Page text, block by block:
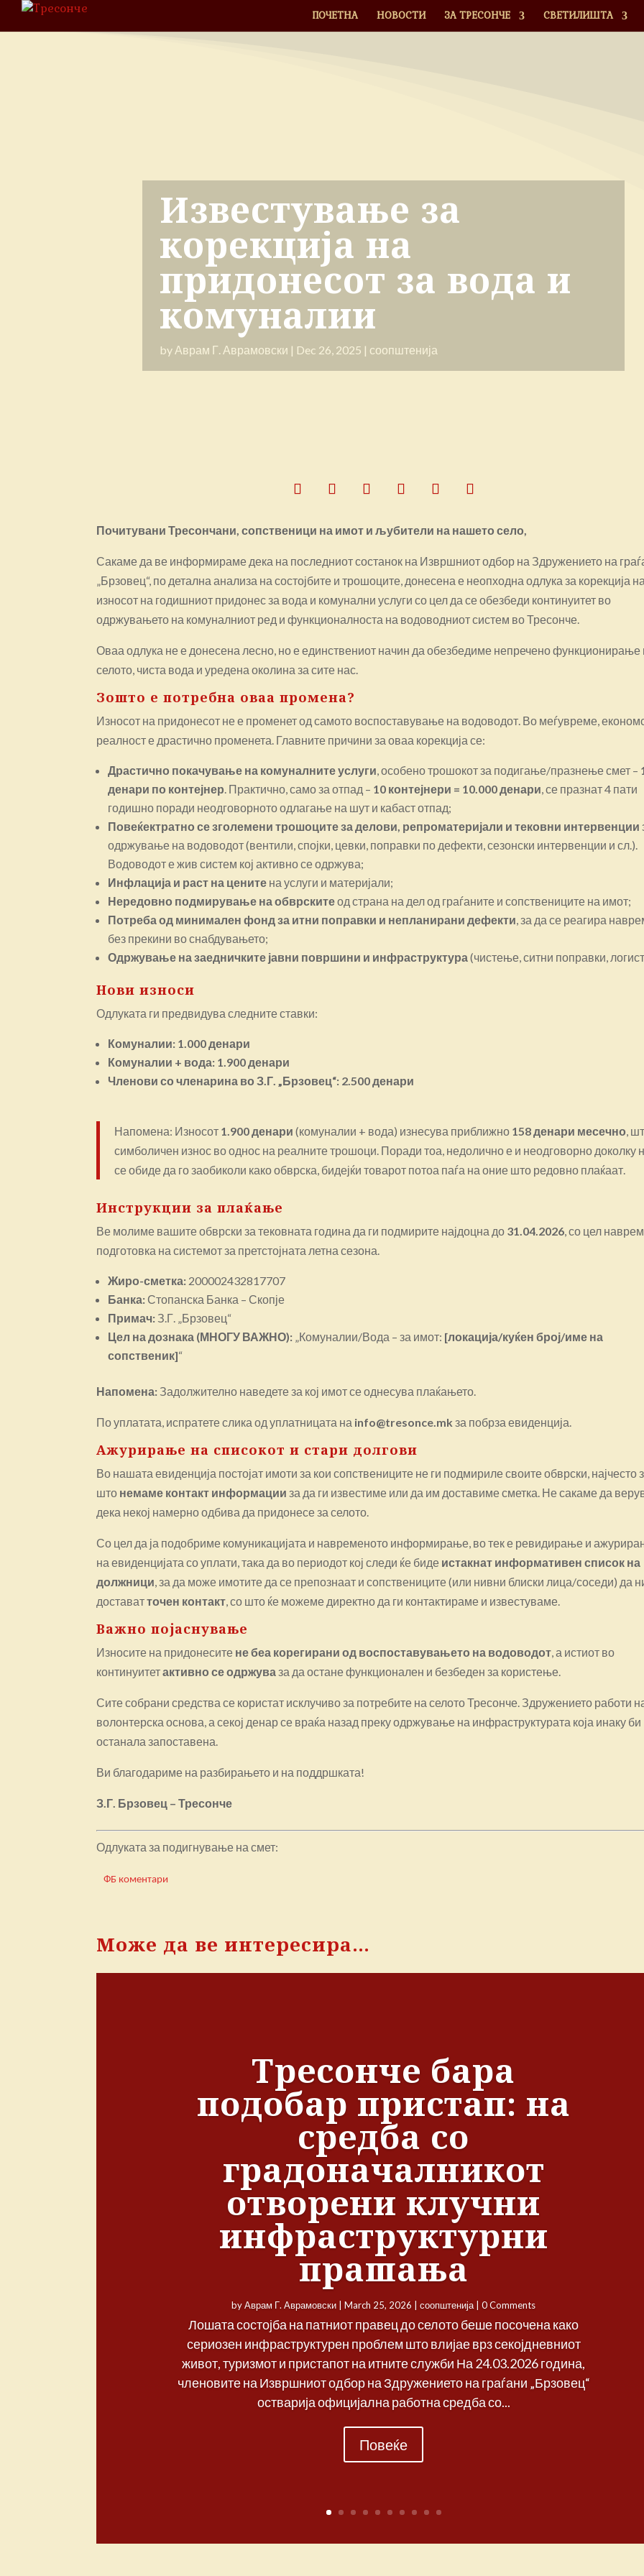
ПОЧЕТНА НОВОСТИ ЗА ТРЕСОНЧЕ СВЕТИЛИШТА
Известување за
корекција на
придонесот за вода и
комуналии
by Аврам Г. Аврамовски | Dec 26, 2025 | соопштенија
Почитувани Тресончани, сопственици на имот и љубители на нашето село,
Сакаме да ве информираме дека на последниот состанок на Извршниот одбор на Здружението на
„Брзовец“, по детална анализа на состојбите и трошоците, донесена е неопходна одлука за корекција
износот на годишниот придонес за вода и комунални услуги со цел да се обезбеди континуитет во
одржувањето на комуналниот ред и функционалноста на водоводниот систем во Тресонче.
Оваа одлука не е донесена лесно, но е единствениот начин да обезбедиме непречено функционирање
селото, чиста вода и уредена околина за сите нас.
Зошто е потребна оваа промена?
Износот на придонесот не е променет од самото воспоставување на водоводот. Во меѓувреме,
реалност е драстично променета. Главните причини за оваа корекција се:
Драстично покачување на комуналните услуги, особено трошокот за подигање/празнење смет –
денари по контејнер. Практично, само за отпад – 10 контејнери = 10.000 денари, се празнат 4 пати
годишно поради неодговорното одлагање на шут и кабаст отпад;
Повеќектратно се зголемени трошоците за делови, репроматеријали и тековни интервенции
одржување на водоводот (вентили, спојки, цевки, поправки по дефекти, сезонски интервенции и сл.).
Водоводот е жив систем кој активно се одржува;
Инфлација и раст на цените на услуги и материјали;
Нередовно подмирување на обврскитеод страна на дел од граѓаните и сопствениците на имот;
Потреба од минимален фонд за итни поправки и непланирани дефекти, за да се реагира
без прекини во снабдувањето;
Одржување на заедничките јавни површини и инфраструктура(чистење, ситни поправки,
Нови износи
Одлуката ги предвидува следните ставки:
Комуналии: 1.000 денари
Комуналии + вода: 1.900 денари
Членови со членарина во З.Г. „Брзовец“: 2.500 денари
Напомена: Износот 1.900 денари (комуналии + вода) изнесува приближно 158 денари месечно,
симболичен износ во однос на реалните трошоци. Поради тоа, недолично е и неодговорно доколку
се обиде да го заобиколи како обврска, бидејќи товарот потоа паѓа на оние што редовно плаќаат.
Инструкции за плаќање
Ве молиме вашите обврски за тековната година да ги подмирите најдоцна до 31.04.2026, со цел
подготовка на системот за претстојната летна сезона.
Жиро-сметка: 200002432817707
Банка: Стопанска Банка – Скопје
Примач: З.Г. „Брзовец“
Цел на дознака (МНОГУ ВАЖНО): „Комуналии/Вода – за имот: [локација/куќен број/име на
сопственик]“
Напомена: Задолжително наведете за кој имот се однесува плаќањето.
По уплатата, испратете слика од уплатницата на info@tresonce.mk за побрза евиденција.
Ажурирање на списокот и стари долгови
Во нашата евиденција постојат имоти за кои сопствениците не ги подмириле своите обврски, најчесто
што немаме контакт информации за да ги известиме или да им доставиме сметка. Не сакаме да
дека некој намерно одбива да придонесе за селото.
Со цел да ја подобриме комуникацијата и навременото информирање, во тек е ревидирање и
на евиденцијата со уплати, така да во периодот кој следи ќе биде истакнат информативен список на
должници, за да може имотите да се препознаат и сопствениците (или нивни блиски лица/соседи) да
доставатточен контакт, со што ќе можеме директно да ги контактираме и известуваме.
Важно појаснување
Износите на придонесите не беа корегирани од воспоставувањето на водоводот, а истиот во
континуитетактивно се одржуваза да остане функционален и безбеден за користење.
Сите собрани средства се користат исклучиво за потребите на селото Тресонче. Здружението работи
волонтерска основа, а секој денар се враќа назад преку одржување на инфраструктурата која инаку би
останала запоставена.
Ви благодариме на разбирањето и на поддршката!
З.Г. Брзовец – Тресонче
Одлуката за подигнување на смет:
ФБ коментари
Може да ве интересира…
Тресонче бара
подобар пристап: на
средба со
градоначалникот
отворени клучни
инфраструктурни
прашања
byАврам Г. Аврамовски |March 25, 2026 |соопштенија | 0 Comments
Лошата состојба на патниот правец до селото беше посочена како
сериозен инфраструктурен проблем што влијае врз секојдневниот
живот, туризмот и пристапот на итните служби На 24.03.2026 година,
членовите на Извршниот одбор на Здружението на граѓани „Брзовец“
остварија официјална работна средба со...
Повеќе